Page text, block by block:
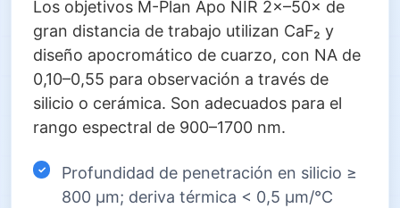
Los objetivos M-Plan Apo NIR 2×–50× de
gran distancia de trabajo utilizan CaF₂ y
diseño apocromático de cuarzo, con NA de
0,10–0,55 para observación a través de
silicio o cerámica. Son adecuados para el
rango espectral de 900–1700 nm.
Profundidad de penetración en silicio ≥
800 µm; deriva térmica < 0,5 µm/°C